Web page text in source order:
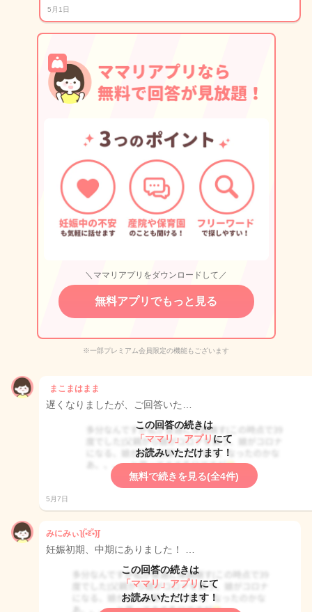
5月1日
＼ママリアプリをダウンロードして／
無料アプリでもっと見る
※一部プレミアム会員限定の機能もございます
まこまはまま
遅くなりましたが、ご回答いた…
この回答の続きは
「ママリ」アプリ にて
お読みいただけます！
無料で続きを見る(全4件)
5月7日
みにみぃƪ(•̃͡ε•̃͡)∫
妊娠初期、中期にありました！ …
この回答の続きは
「ママリ」アプリ にて
お読みいただけます！